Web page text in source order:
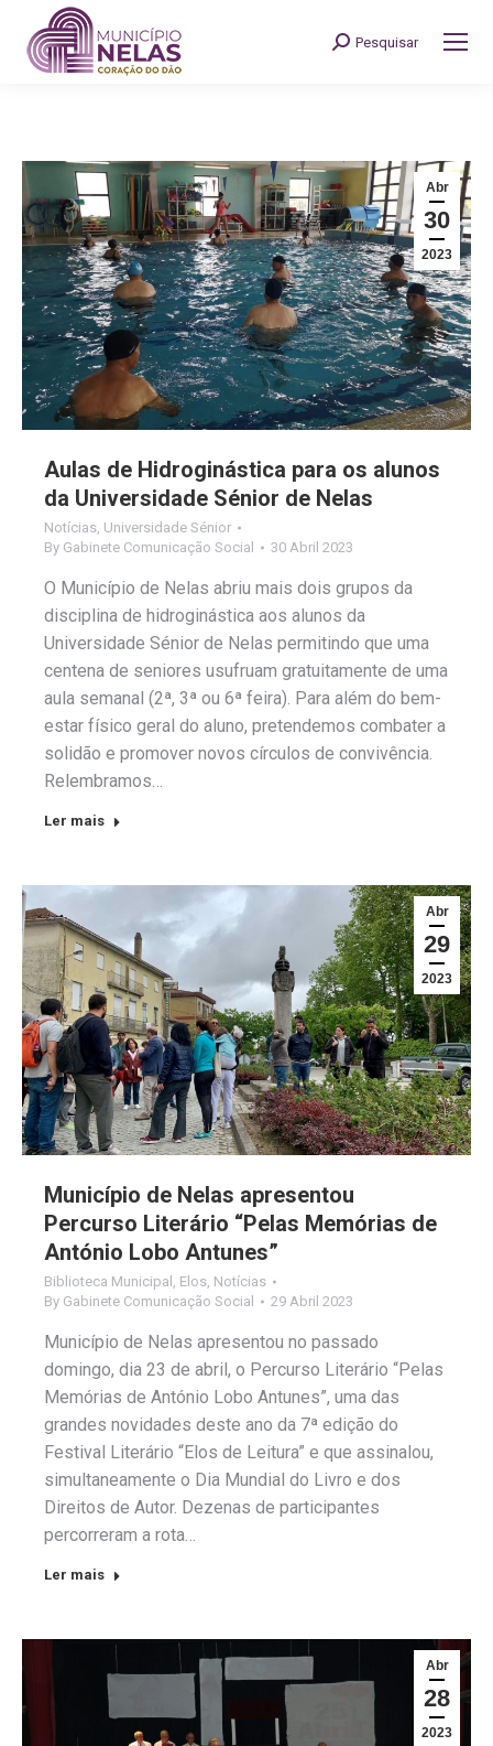
Search:
Pesquisar
Abr
30
2023
Aulas de Hidroginástica para os alunos
da Universidade Sénior de Nelas
Notícias, Universidade Sénior
By Gabinete Comunicação Social 30 Abril 2023
O Município de Nelas abriu mais dois grupos da
disciplina de hidroginástica aos alunos da
Universidade Sénior de Nelas permitindo que uma
centena de seniores usufruam gratuitamente de uma
aula semanal (2ª, 3ª ou 6ª feira). Para além do bem-
estar físico geral do aluno, pretendemos combater a
solidão e promover novos círculos de convivência.
Relembramos…
Ler mais
Abr
29
2023
Município de Nelas apresentou
Percurso Literário “Pelas Memórias de
António Lobo Antunes”
Biblioteca Municipal Elos Notícias
By Gabinete Comunicação Social 29 Abril 2023
Município de Nelas apresentou no passado
domingo, dia 23 de abril, o Percurso Literário “Pelas
Memórias de António Lobo Antunes”, uma das
grandes novidades deste ano da 7ª edição do
Festival Literário “Elos de Leitura” e que assinalou,
simultaneamente o Dia Mundial do Livro e dos
Direitos de Autor. Dezenas de participantes
percorreram a rota…
Ler mais
Abr
28
2023